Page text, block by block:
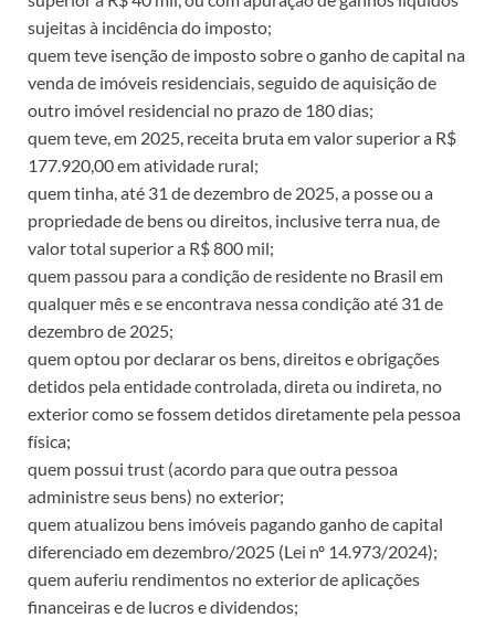
sujeitas à incidência do imposto;
quem teve isenção de imposto sobre o ganho de capital na
venda de imóveis residenciais, seguido de aquisição de
outro imóvel residencial no prazo de 180 dias;
quem teve, em 2025, receita bruta em valor superior a R$
177.920,00 em atividade rural;
quem tinha, até 31 de dezembro de 2025, a posse ou a
propriedade de bens ou direitos, inclusive terra nua, de
valor total superior a R$ 800 mil;
quem passou para a condição de residente no Brasil em
qualquer mês e se encontrava nessa condição até 31 de
dezembro de 2025;
quem optou por declarar os bens, direitos e obrigações
detidos pela entidade controlada, direta ou indireta, no
exterior como se fossem detidos diretamente pela pessoa
física;
quem possui trust (acordo para que outra pessoa
administre seus bens) no exterior;
quem atualizou bens imóveis pagando ganho de capital
diferenciado em dezembro/2025 (Lei nº 14.973/2024);
quem auferiu rendimentos no exterior de aplicações
financeiras e de lucros e dividendos;